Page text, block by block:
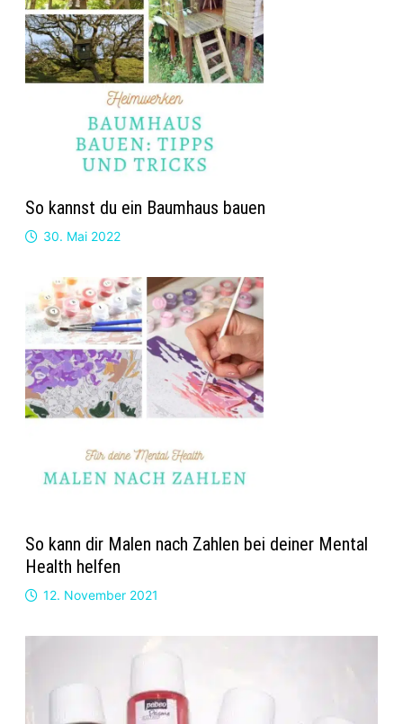
So kannst du ein Baumhaus bauen
30. Mai 2022
So kann dir Malen nach Zahlen bei deiner Mental
Health helfen
12. November 2021